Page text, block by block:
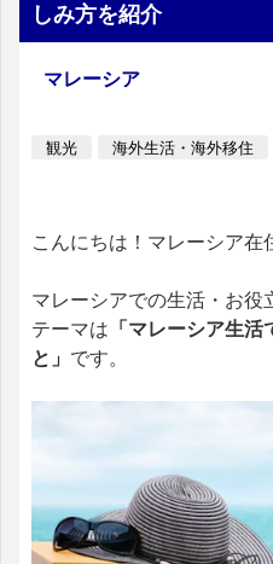
しみ方を紹介
マレーシア
観光 海外生活・海外移住
こんにちは！マレーシア在
マレーシアでの生活・お
テーマは 「マレーシア生
と」 です。